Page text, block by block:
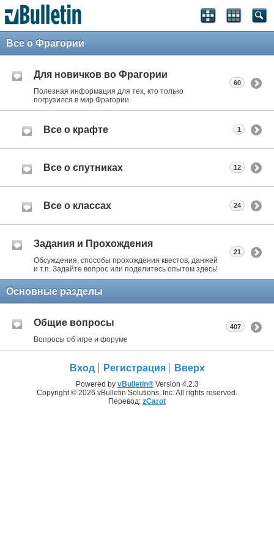
Все о Фрагории
Для новичков во Фрагории
Полезная информация для тех, кто только
погрузился в мир Фрагории
60
Все о крафте 1
Все о спутниках 12
Все о классах 24
Задания и Прохождения
Обсуждения, способы прохождения квестов, данжей
и т.п. Задайте вопрос или поделитесь опытом здесь!
21
Основные разделы
Общие вопросы
Вопросы об игре и форуме
407
Вход Регистрация Вверх
Powered by vBulletin®Version 4.2.3
Copyright © 2026 vBulletin Solutions, Inc. All rights reserved.
Перевод: zCarot